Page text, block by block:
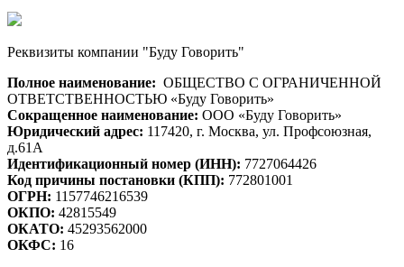
Реквизиты компании "Буду Говорить"
Полное наименование: ОБЩЕСТВО С ОГРАНИЧЕННОЙ
ОТВЕТСТВЕННОСТЬЮ «Буду Говорить»
Сокращенное наименование: ООО «Буду Говорить»
Юридический адрес: 117420, г. Москва, ул. Профсоюзная,
д.61А
Идентификационный номер (ИНН): 7727064426
Код причины постановки (КПП): 772801001
ОГРН: 1157746216539
ОКПО: 42815549
ОКАТО: 45293562000
ОКФС: 16